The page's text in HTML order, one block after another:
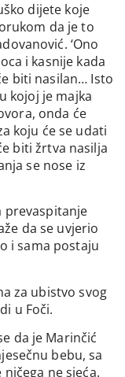
dijete koje
da je to
‘Ono
i kasnije kada
biti nasilan… Isto
kojoj je majka
onda će
koju će se udati
biti žrtva nasilja
se nose iz
prevaspitanje
da se uvjerio
i sama postaju
za ubistvo svog
u Foči.
da je Marinčić
bebu, sa
ne sjeća.